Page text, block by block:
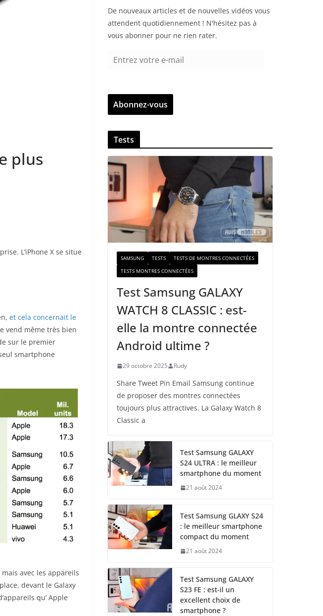
plus
L’iPhone X se situe
et cela concernait le
vend même très bien
sur le premier
smartphone
avec les appareils
devant le Galaxy
qu’ Apple
De nouveaux articles et de nouvelles vidéos vous
attendent quotidiennement ! N'hésitez pas à
vous abonner pour ne rien rater.
r
z
v
t
r
e
e
-
a
i
Abonnez-vous
Tests
SAMSUNG TESTS
TESTS DE MONTRES CONNECTÉES
TESTS MONTRES CONNECTÉES
Test Samsung GALAXY
WATCH 8 CLASSIC : est-
elle la montre connectée
Android ultime ?
29 octobre 2025 Rudy
Share Tweet Pin Email Samsung continue
de proposer des montres connectées
toujours plus attractives. La Galaxy Watch 8
Classic a
Test Samsung GALAXY
S24 ULTRA : le meilleur
smartphone du moment
21 août 2024
Test Samsung GLAXY S24
: le meilleur smartphone
compact du moment
21 août 2024
Test Samsung GALAXY
S23 FE : est-il un
excellent choix de
smartphone ?